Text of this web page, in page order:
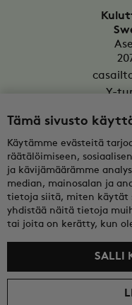
Y-
FI-
Y-
©
Tämä sivusto
Käytämme evästeitä
räätälöimiseen,
ja kävijämäärämme
median, mainosalan ja
tietoja siitä, miten käytät
yhdistää näitä tietoja
tai joita on kerätty, kun
SALLI